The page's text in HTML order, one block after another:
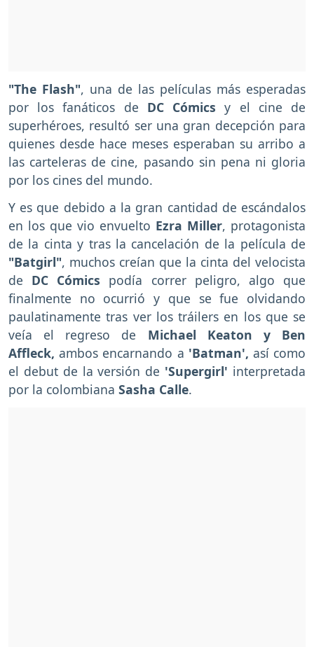
"The Flash", una de las películas más esperadas
por los fanáticos de DC Cómics y el cine de
superhéroes, resultó ser una gran decepción para
quienes desde hace meses esperaban su arribo a
las carteleras de cine, pasando sin pena ni gloria
por los cines del mundo.
Y es que debido a la gran cantidad de escándalos
en los que vio envuelto Ezra Miller, protagonista
de la cinta y tras la cancelación de la película de
"Batgirl", muchos creían que la cinta del velocista
de DC Cómics podía correr peligro, algo que
finalmente no ocurrió y que se fue olvidando
paulatinamente tras ver los tráilers en los que se
veía el regreso de Michael Keaton y Ben
Affleck,ambos encarnando a 'Batman', así como
el debut de la versión de 'Supergirl' interpretada
por la colombiana Sasha Calle.